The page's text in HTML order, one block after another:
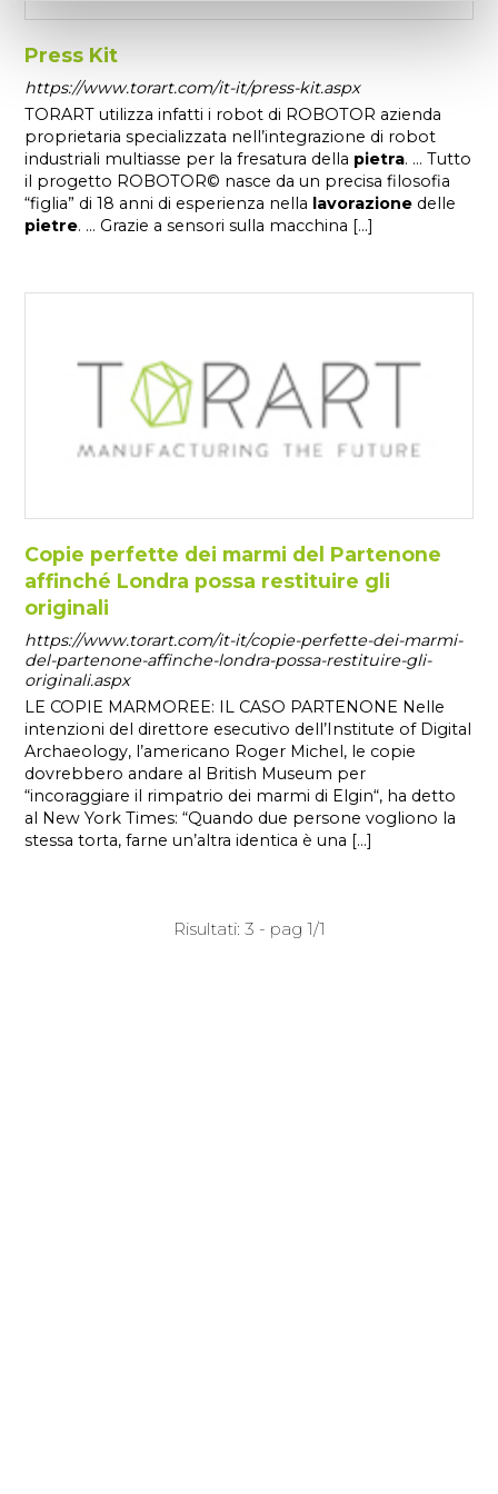
Press Kit
https://www.torart.com/it-it/press-kit.aspx
TORART utilizza infatti i robot di ROBOTOR azienda
proprietaria specializzata nell’integrazione di robot
industriali multiasse per la fresatura della pietra. ... Tutto
il progetto ROBOTOR© nasce da un precisa filosofia
“figlia” di 18 anni di esperienza nella lavorazione delle
pietre. ... Grazie a sensori sulla macchina [...]
Copie perfette dei marmi del Partenone
affinché Londra possa restituire gli
originali
https://www.torart.com/it-it/copie-perfette-dei-marmi-
del-partenone-affinche-londra-possa-restituire-gli-
originali.aspx
LE COPIE MARMOREE: IL CASO PARTENONE Nelle
intenzioni del direttore esecutivo dell’Institute of Digital
Archaeology, l’americano Roger Michel, le copie
dovrebbero andare al British Museum per
“incoraggiare il rimpatrio dei marmi di Elgin“, ha detto
al New York Times: “Quando due persone vogliono la
stessa torta, farne un’altra identica è una [...]
Risultati: 3 - pag 1/1